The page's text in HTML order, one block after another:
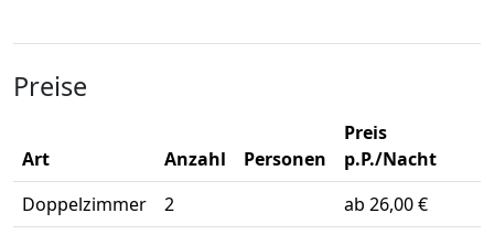
Preise
Art Anzahl Personen
Preis
p.P./Nacht
Doppelzimmer
2 ab 26,00 €